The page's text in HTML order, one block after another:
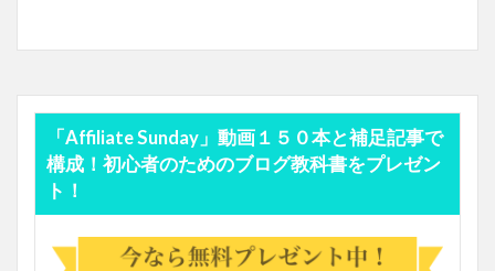
「Affiliate Sunday」動画１５０本と補足記事で
構成！初心者のためのブログ教科書をプレゼン
ト！